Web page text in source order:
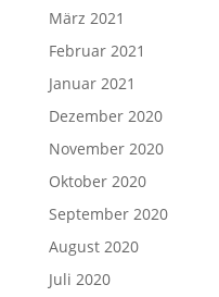
März 2021
Februar 2021
Januar 2021
Dezember 2020
November 2020
Oktober 2020
September 2020
August 2020
Juli 2020